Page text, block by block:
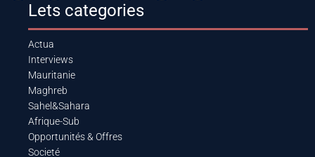
Lets categories
Actua
Interviews
Mauritanie
Maghreb
Sahel&Sahara
Afrique-Sub
Opportunités & Offres
Societé